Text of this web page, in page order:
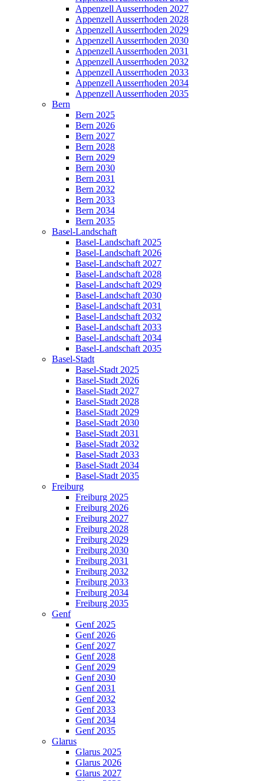
Appenzell Ausserrhoden 2027
Appenzell Ausserrhoden 2028
Appenzell Ausserrhoden 2029
Appenzell Ausserrhoden 2030
Appenzell Ausserrhoden 2031
Appenzell Ausserrhoden 2032
Appenzell Ausserrhoden 2033
Appenzell Ausserrhoden 2034
Appenzell Ausserrhoden 2035
Bern
Bern 2025
Bern 2026
Bern 2027
Bern 2028
Bern 2029
Bern 2030
Bern 2031
Bern 2032
Bern 2033
Bern 2034
Bern 2035
Basel-Landschaft
Basel-Landschaft 2025
Basel-Landschaft 2026
Basel-Landschaft 2027
Basel-Landschaft 2028
Basel-Landschaft 2029
Basel-Landschaft 2030
Basel-Landschaft 2031
Basel-Landschaft 2032
Basel-Landschaft 2033
Basel-Landschaft 2034
Basel-Landschaft 2035
Basel-Stadt
Basel-Stadt 2025
Basel-Stadt 2026
Basel-Stadt 2027
Basel-Stadt 2028
Basel-Stadt 2029
Basel-Stadt 2030
Basel-Stadt 2031
Basel-Stadt 2032
Basel-Stadt 2033
Basel-Stadt 2034
Basel-Stadt 2035
Freiburg
Freiburg 2025
Freiburg 2026
Freiburg 2027
Freiburg 2028
Freiburg 2029
Freiburg 2030
Freiburg 2031
Freiburg 2032
Freiburg 2033
Freiburg 2034
Freiburg 2035
Genf
Genf 2025
Genf 2026
Genf 2027
Genf 2028
Genf 2029
Genf 2030
Genf 2031
Genf 2032
Genf 2033
Genf 2034
Genf 2035
Glarus
Glarus 2025
Glarus 2026
Glarus 2027